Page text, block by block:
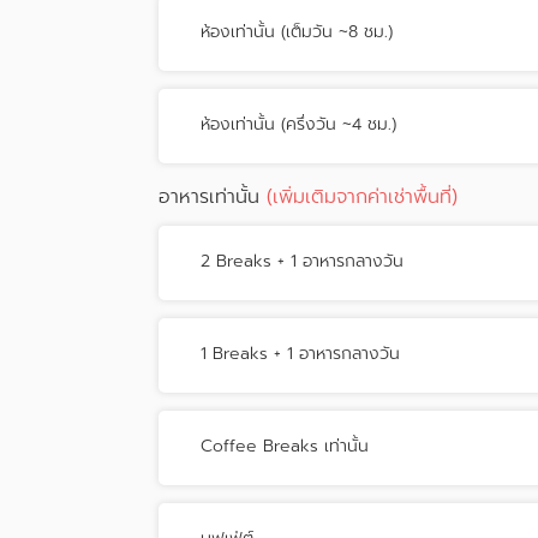
ห้องเท่านั้น (เต็มวัน ~8 ชม.)
ห้องเท่านั้น (ครึ่งวัน ~4 ชม.)
อาหารเท่านั้น (เพิ่มเติมจากค่าเช่าพื้นที่)
2 Breaks + 1 อาหารกลางวัน
1 Breaks + 1 อาหารกลางวัน
Coffee Breaks เท่านั้น